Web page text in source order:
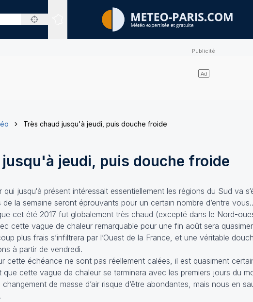
Sites expertisés
Très chaud jusqu'à jeudi, puis douche froide
jusqu'à jeudi, puis douche froide
qui jusqu‘à présent intéressait essentiellement les régions du Sud va
de la semaine seront éprouvants pour un certain nombre d’entre
cet été 2017 fut globalement très chaud (excepté dans le Nord-
cette vague de chaleur remarquable pour une fin août sera
plus frais s’infiltrera par l’Ouest de la France, et une véritable
à partir de vendredi.
cette échéance ne sont pas réellement calées, il est quasiment
que cette vague de chaleur se terminera avec les premiers jours du
de masse d’air risque d‘être abondantes, mais nous en